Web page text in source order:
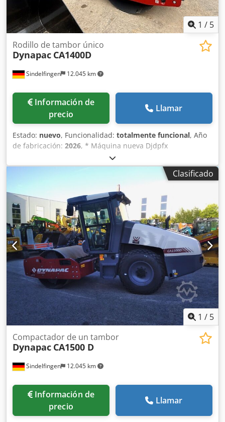
1 / 5
Sindelfingen 12.045 km
Rodillo de tambor único
Dynapac CA1400D
Información de
precio
Llamar
Estado: nuevo, Funcionalidad: totalmente funcional, Año
de fabricación: 2026, * Máquina nueva Djdpfx
Asyuvxwedgokr * Aire acondicionado * Control de tracción
/ Ec * Sísmico * Motor Kubota V 3307 CR-TE5 (55 kW - 75
CV) * Carga lineal estática 20 kg/cm² * Dos velocidades de
marcha * Disponible de inmediato * Peso operativo 6.650
kg (peso máx. 7.700 kg) * Ancho de rodillo 1.676 mm *
Disponible de inmediato
Clasificado
1 / 5
Sindelfingen 12.045 km
Compactador de un tambor
Dynapac CA1500 D
Información de
precio
Llamar